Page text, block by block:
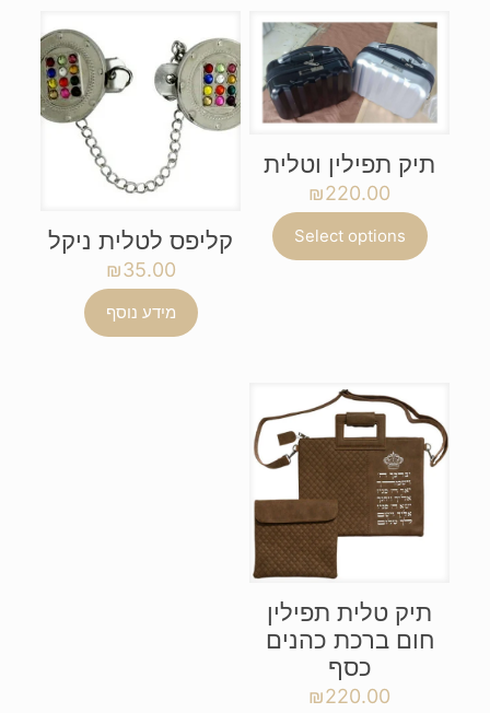
תיק תפילין וטלית
₪220.00
Select options קליפס לטלית ניקל
₪35.00
מידע נוסף
תיק טלית תפילין
חום ברכת כהנים
כסף
₪220.00